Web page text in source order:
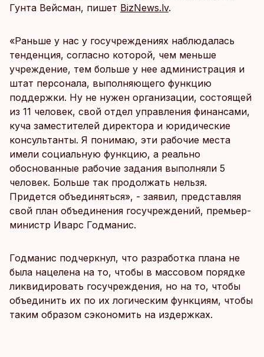
Гунта Вейсман, пишет BizNews.lv.
«Раньше у нас у госучреждениях наблюдалась
тенденция, согласно которой, чем меньше
учреждение, тем больше у нее администрация и
штат персонала, выполняющего функцию
поддержки. Ну не нужен организации, состоящей
из 11 человек, свой отдел управления финансами,
куча заместителей директора и юридические
консультанты. Я понимаю, эти рабочие места
имели социальную функцию, а реально
обоснованные рабочие задания выполняли 5
человек. Больше так продолжать нельзя.
Придется объединяться», - заявил, представляя
свой план объединения госучреждений, премьер-
министр Иварс Годманис.
Годманис подчеркнул, что разработка плана не
была нацелена на то, чтобы в массовом порядке
ликвидировать госучреждения, но на то, чтобы
объединить их по их логическим функциям, чтобы
таким образом сэкономить на издержках.